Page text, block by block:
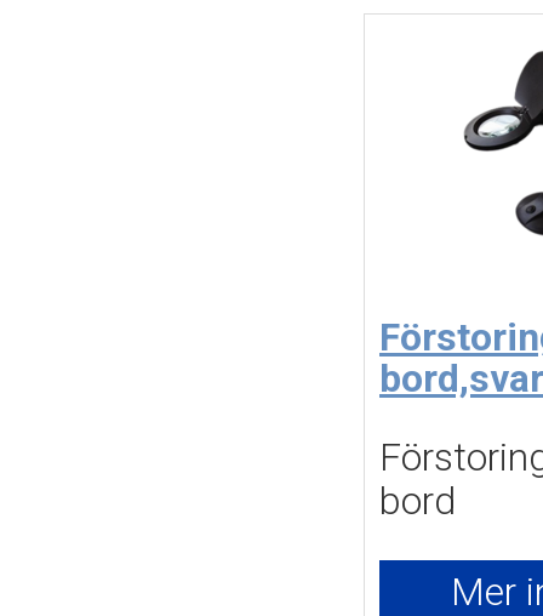
bord
Mer